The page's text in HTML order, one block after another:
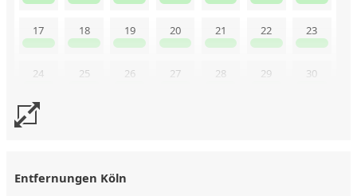
17 18 19 20 21 22 23
24 25 26 27 28 29 30
Entfernungen Köln